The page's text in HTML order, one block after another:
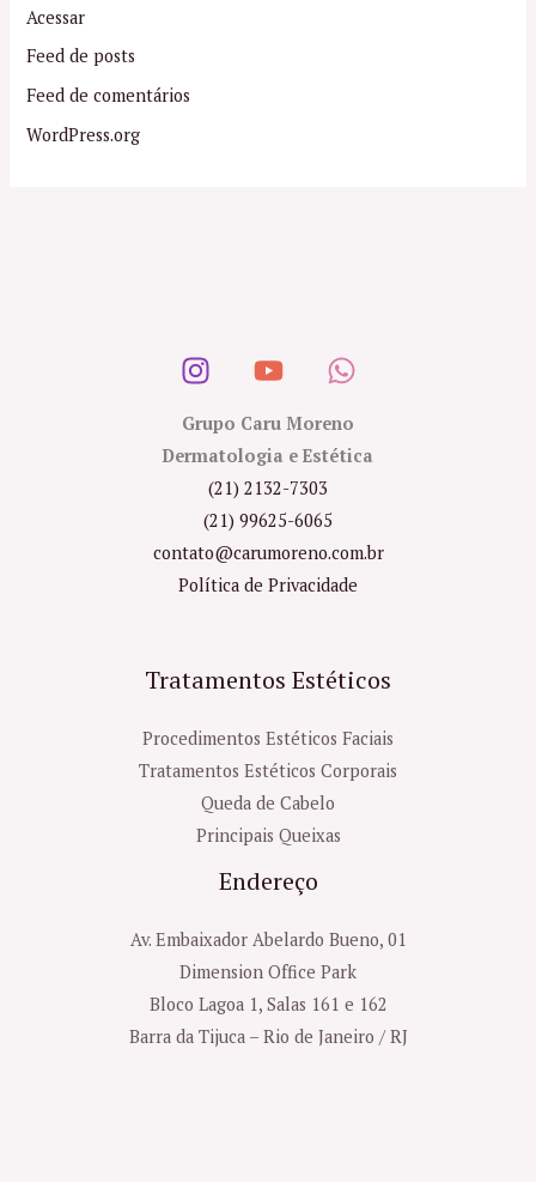
Acessar
Feed de posts
Feed de comentários
WordPress.org
Grupo Caru Moreno
Dermatologia e Estética
(21) 2132-7303
(21) 99625-6065
contato@carumoreno.com.br
Política de Privacidade
Tratamentos Estéticos
Procedimentos Estéticos Faciais
Tratamentos Estéticos Corporais
Queda de Cabelo
Principais Queixas
Endereço
Av. Embaixador Abelardo Bueno, 01
Dimension Office Park
Bloco Lagoa 1, Salas 161 e 162
Barra da Tijuca – Rio de Janeiro / RJ